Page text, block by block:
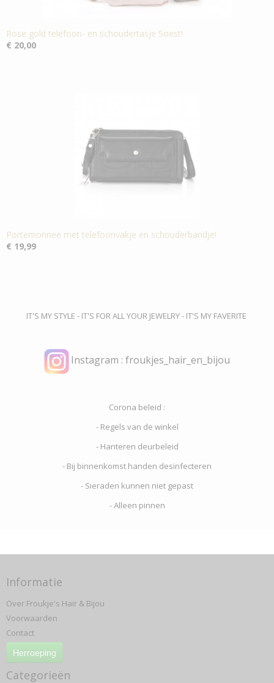
Rose gold telefoon- en schoudertasje Soest!
€ 20,00
Portemonnee met telefoonvakje en schouderbandje!
€ 19,99
IT'S MY STYLE - IT'S FOR ALL YOUR JEWELRY - IT'S MY FAVERITE
Instagram : froukjes_hair_en_bijou
Corona beleid :
- Regels van de winkel
- Hanteren deurbeleid
- Bij binnenkomst handen desinfecteren
- Sieraden kunnen niet gepast
- Alleen pinnen
Informatie
Over Froukje's Hair & Bijou
Voorwaarden
Contact
Herroeping
Categorieën